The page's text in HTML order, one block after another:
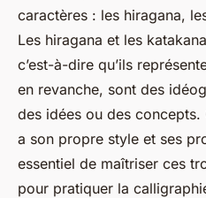
caractères : les hiragana,
Les hiragana et les
c’est-à-dire qu’ils
en revanche, sont des
des idées ou des
a son propre style et ses
essentiel de maîtriser ces
pour pratiquer la